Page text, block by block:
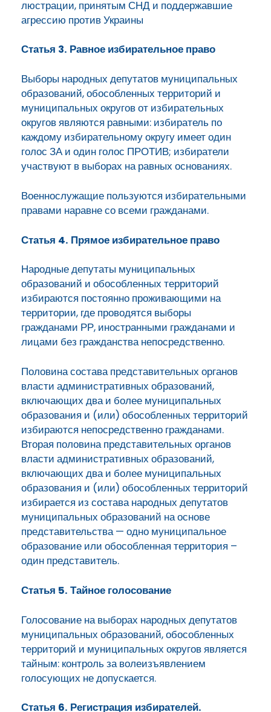
люстрации, принятым СНД и поддержавшие
агрессию против Украины
Статья 3. Равное избирательное право
Выборы народных депутатов муниципальных
образований, обособленных территорий и
муниципальных округов от избирательных
округов являются равными: избиратель по
каждому избирательному округу имеет один
голос ЗА и один голос ПРОТИВ; избиратели
участвуют в выборах на равных основаниях.
Военнослужащие пользуются избирательными
правами наравне со всеми гражданами.
Статья 4. Прямое избирательное право
Народные депутаты муниципальных
образований и обособленных территорий
избираются постоянно проживающими на
территории, где проводятся выборы
гражданами РР, иностранными гражданами и
лицами без гражданства непосредственно.
Половина состава представительных органов
власти административных образований,
включающих два и более муниципальных
образования и (или) обособленных территорий
избираются непосредственно гражданами.
Вторая половина представительных органов
власти административных образований,
включающих два и более муниципальных
образования и (или) обособленных территорий
избирается из состава народных депутатов
муниципальных образований на основе
представительства — одно муниципальное
образование или обособленная территория –
один представитель.
Статья 5. Тайное голосование
Голосование на выборах народных депутатов
муниципальных образований, обособленных
территорий и муниципальных округов является
тайным: контроль за волеизъявлением
голосующих не допускается.
Статья 6. Регистрация избирателей.